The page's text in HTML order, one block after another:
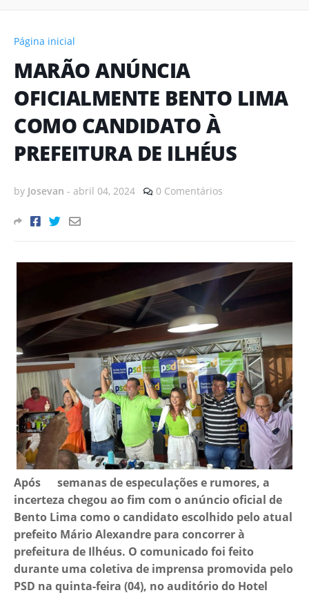
Página inicial
MARÃO ANÚNCIA
OFICIALMENTE BENTO LIMA
COMO CANDIDATO À
PREFEITURA DE ILHÉUS
by Josevan - abril 04, 2024 0 Comentários
Após semanas de especulações e rumores, a
incerteza chegou ao fim com o anúncio oficial de
Bento Lima como o candidato escolhido pelo atual
prefeito Mário Alexandre para concorrer à
prefeitura de Ilhéus. O comunicado foi feito
durante uma coletiva de imprensa promovida pelo
PSD na quinta-feira (04), no auditório do Hotel